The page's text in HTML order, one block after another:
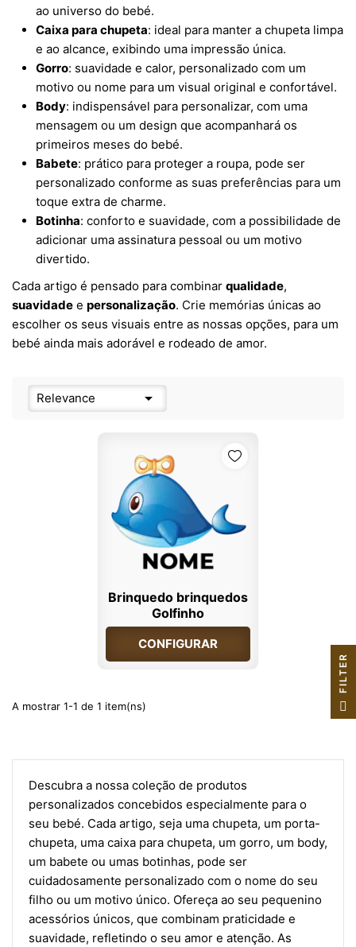
ao universo do bebé.
Caixa para chupeta: ideal para manter a chupeta limpa
e ao alcance, exibindo uma impressão única.
Gorro: suavidade e calor, personalizado com um
motivo ou nome para um visual original e confortável.
Body: indispensável para personalizar, com uma
mensagem ou um design que acompanhará os
primeiros meses do bebé.
Babete: prático para proteger a roupa, pode ser
personalizado conforme as suas preferências para um
toque extra de charme.
Botinha: conforto e suavidade, com a possibilidade de
adicionar uma assinatura pessoal ou um motivo
divertido.
Cada artigo é pensado para combinar qualidade,
suavidade e personalização. Crie memórias únicas ao
escolher os seus visuais entre as nossas opções, para um
bebé ainda mais adorável e rodeado de amor.
Relevance 
Brinquedo brinquedos
Golfinho
CONFIGURAR
A mostrar 1-1 de 1 item(ns)
Descubra a nossa coleção de produtos
personalizados concebidos especialmente para o
seu bebé. Cada artigo, seja uma chupeta, um porta-
chupeta, uma caixa para chupeta, um gorro, um body,
um babete ou umas botinhas, pode ser
cuidadosamente personalizado com o nome do seu
filho ou um motivo único. Ofereça ao seu pequenino
acessórios únicos, que combinam praticidade e
suavidade, refletindo o seu amor e atenção. As
R